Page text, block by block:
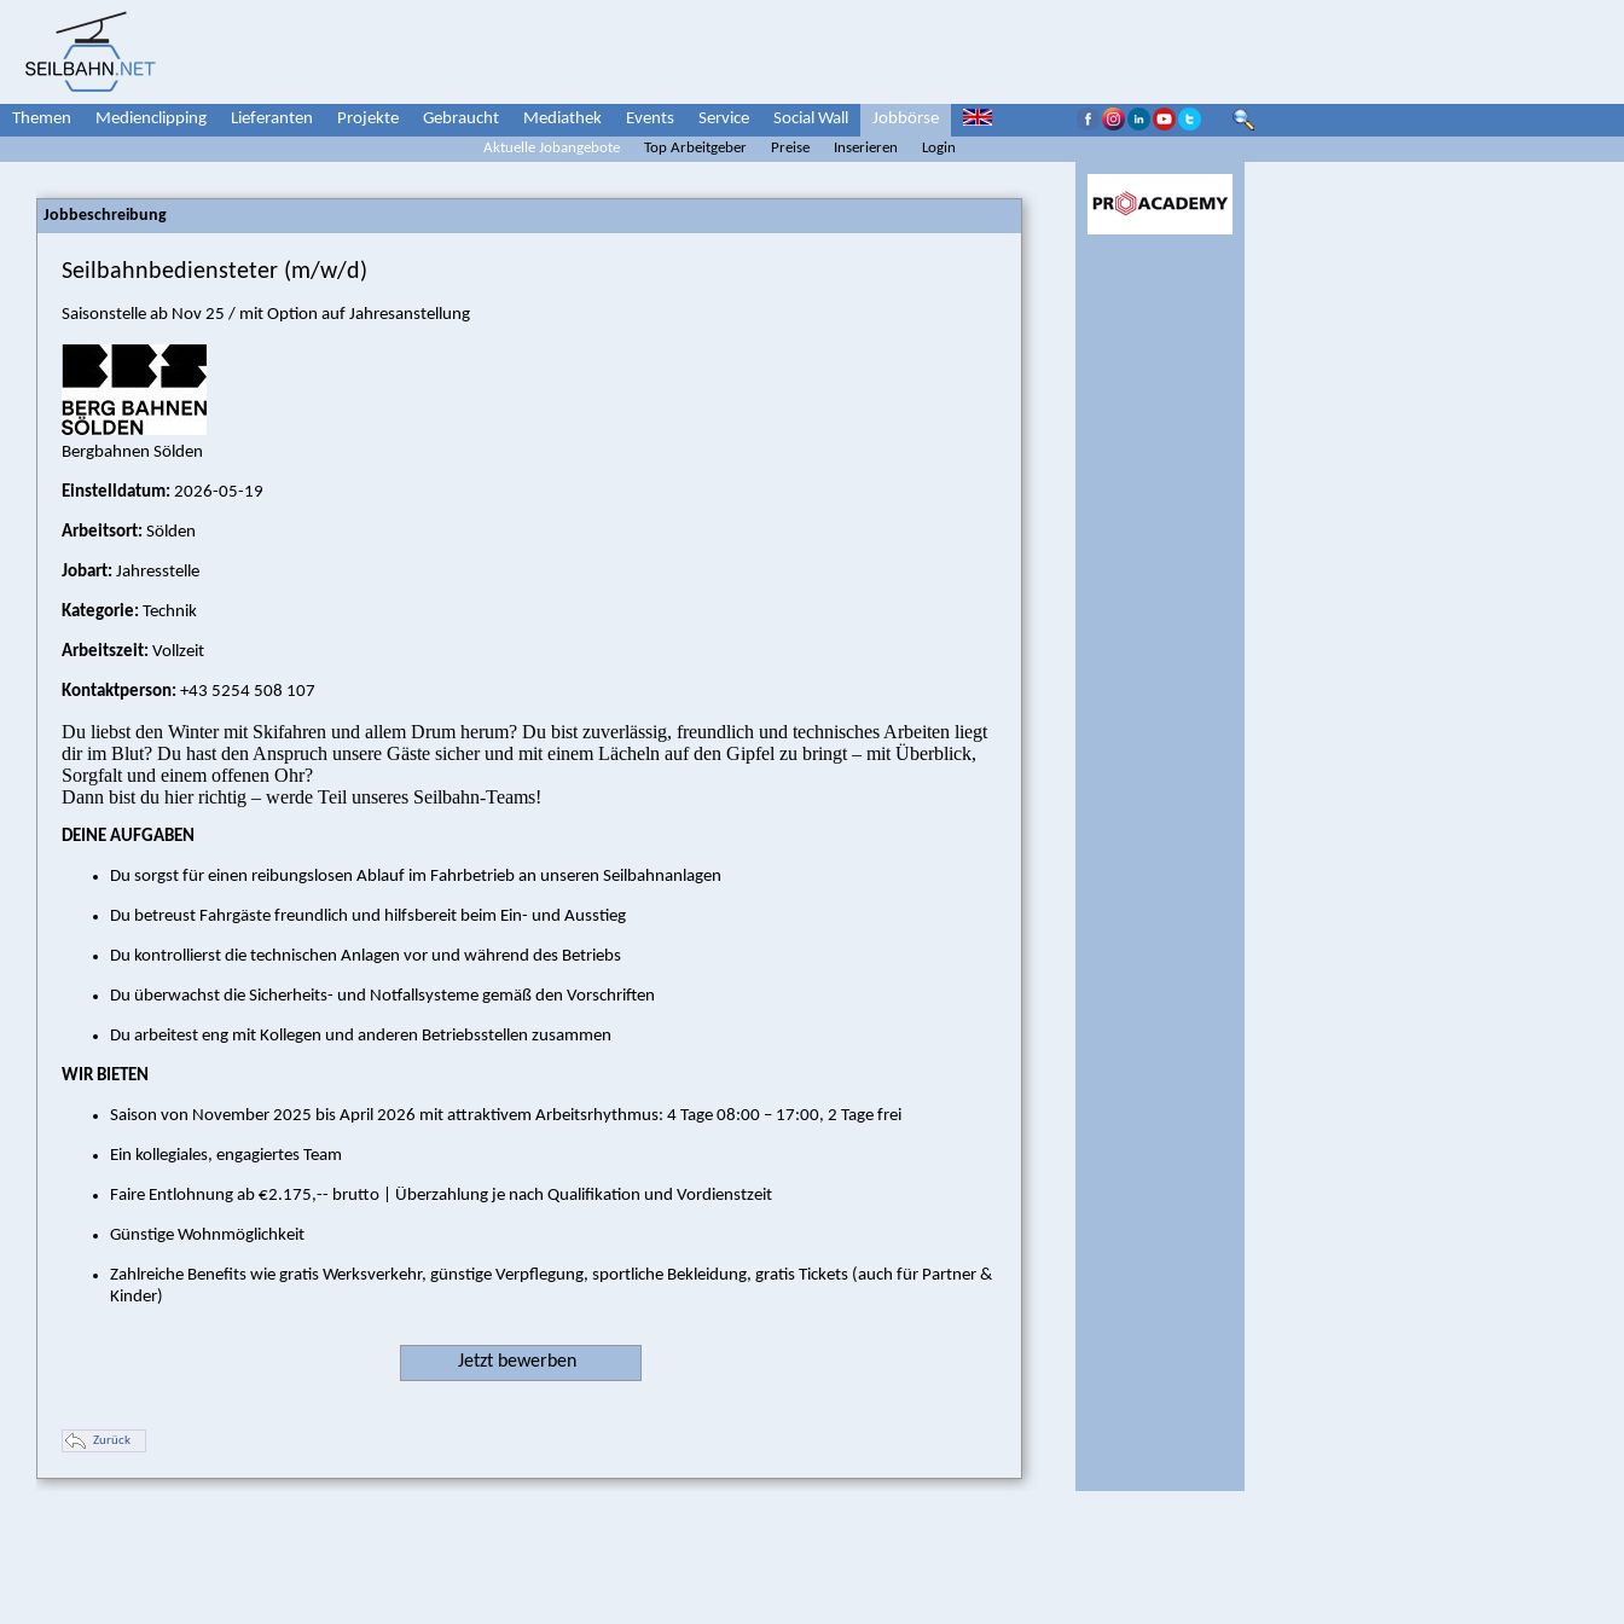
Themen Medienclipping Lieferanten Projekte Gebraucht Mediathek Events Service Social Wall Jobbörse
Aktuelle Jobangebote Top Arbeitgeber Preise Inserieren Login
Jobbeschreibung
Seilbahn­bediensteter (m/w/d)
Saisonstelle ab Nov 25 / mit Option auf Jahresanstellung
Bergbahnen Sölden
Einstelldatum: 2026-05-19
Arbeitsort: Sölden
Jobart: Jahresstelle
Kategorie: Technik
Arbeitszeit: Vollzeit
Kontaktperson: +43 5254 508 107
Du liebst den Winter mit Skifahren und allem Drum herum? Du bist zuverlässig, freundlich und technisches Arbeiten liegt
dir im Blut? Du hast den Anspruch unsere Gäste sicher und mit einem Lächeln auf den Gipfel zu bringt – mit Überblick,
Sorgfalt und einem offenen Ohr?
Dann bist du hier richtig – werde Teil unseres Seilbahn-Teams!
DEINE AUFGABEN
Du sorgst für einen reibungslosen Ablauf im Fahrbetrieb an unseren Seilbahnanlagen
Du betreust Fahrgäste freundlich und hilfsbereit beim Ein- und Ausstieg
Du kontrollierst die technischen Anlagen vor und während des Betriebs
Du überwachst die Sicherheits- und Notfallsysteme gemäß den Vorschriften
Du arbeitest eng mit Kollegen und anderen Betriebsstellen zusammen
WIR BIETEN
Saison von November 2025 bis April 2026 mit attraktivem Arbeitsrhythmus: 4 Tage 08:00 – 17:00, 2 Tage frei
Ein kollegiales, engagiertes Team
Faire Entlohnung ab €2.175,-- brutto | Überzahlung je nach Qualifikation und Vordienstzeit
Günstige Wohnmöglichkeit
Zahlreiche Benefits wie gratis Werksverkehr, günstige Verpflegung, sportliche Bekleidung, gratis Tickets (auch für Partner &
Kinder)
Jetzt bewerben
Zurück